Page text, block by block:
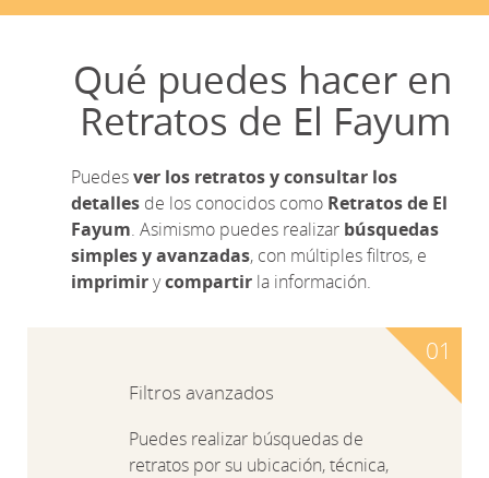
Qué puedes hacer en
Retratos de El Fayum
Puedesver los retratos y consultar los
detalles de los conocidos como Retratos de El
Fayum. Asimismo puedes realizar búsquedas
simples y avanzadas, con múltiples filtros, e
imprimirycompartir la información.
Filtros avanzados
Puedes realizar búsquedas de
retratos por su ubicación, técnica,